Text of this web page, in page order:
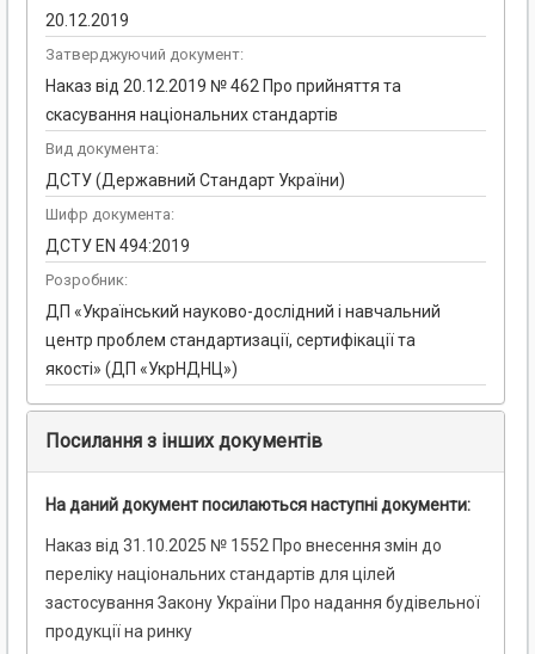
20.12.2019
Затверджуючий документ:
Наказ від 20.12.2019 № 462 Про прийняття та
скасування національних стандартів
Вид документа:
ДСТУ (Державний Стандарт України)
Шифр документа:
ДСТУ EN 494:2019
Розробник:
ДП «Український науково-дослідний і навчальний
центр проблем стандартизації, сертифікації та
якості» (ДП «УкрНДНЦ»)
Посилання з інших документів
На даний документ посилаються наступні документи:
Наказ від 31.10.2025 № 1552 Про внесення змін до
переліку національних стандартів для цілей
застосування Закону України Про надання будівельної
продукції на ринку